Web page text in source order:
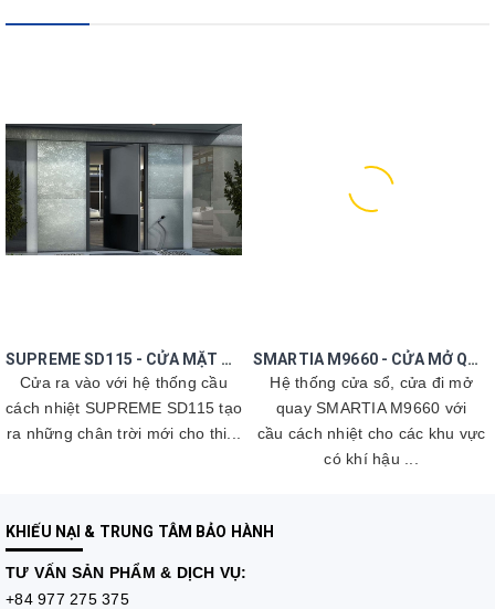
SUPREME SD115 - CỬA MẶT TIỀN CÁCH NHIỆT
Cửa ra vào với hệ thống cầu
cách nhiệt SUPREME SD115 tạo
ra những chân trời mới cho thi...
SMARTIA M9660 - CỬA MỞ QUAY CAO CẤP
Hệ thống cửa sổ, cửa đi mở
quay SMARTIA M9660 với
cầu cách nhiệt cho các khu vực
có khí hậu ...
KHIẾU NẠI & TRUNG TÂM BẢO HÀNH
TƯ VẤN SẢN PHẨM & DỊCH VỤ:
+84 977 275 375